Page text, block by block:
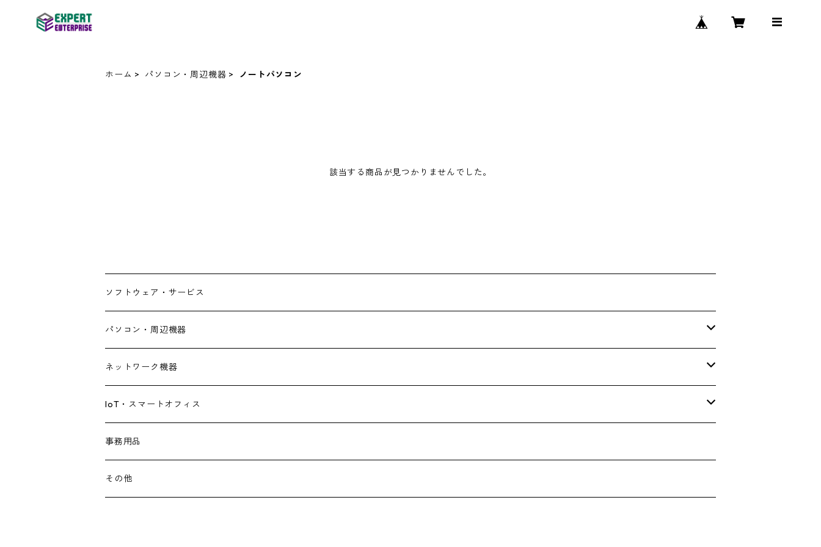
ホーム パソコン・周辺機器 ノートパソコン
該当する商品が見つかりませんでした。
ソフトウェア・サービス
パソコン・周辺機器
デスクトップパソコン
ノートパソコン
ディスプレイ
中古品
サーバー
ネットワーク機器
ルーター・アクセスポイント
スイッチングハブ
その他
IoT・スマートオフィス
AElock
IToU
事務用品
その他